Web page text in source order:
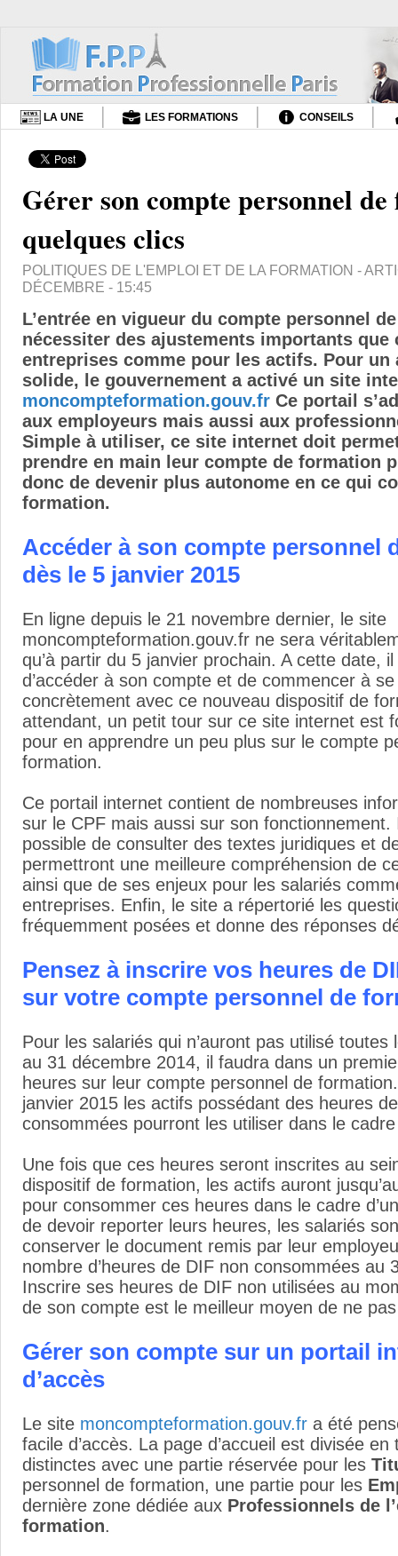
LA UNE LES FORMATIONS CONSEILS
Gérer son compte personnel
quelques clics
POLITIQUES DE L'EMPLOI ET DE LA FORMATION -
DÉCEMBRE - 15:45
L’entrée en vigueur du compte personnel
nécessiter des ajustements importants que
entreprises comme pour les actifs. Pour un
solide, le gouvernement a activé un site
moncompteformation.gouv.fr Ce portail
aux employeurs mais aussi aux
Simple à utiliser, ce site internet doit
prendre en main leur compte de formation
donc de devenir plus autonome en ce qui
formation.
Accéder à son compte personnel
dès le 5 janvier 2015
En ligne depuis le 21 novembre dernier, le site
moncompteformation.gouv.fr ne sera
qu’à partir du 5 janvier prochain. A cette date,
d’accéder à son compte et de commencer à
concrètement avec ce nouveau dispositif de
attendant, un petit tour sur ce site internet est
pour en apprendre un peu plus sur le compte
formation.
Ce portail internet contient de nombreuses
sur le CPF mais aussi sur son fonctionnement.
possible de consulter des textes juridiques et
permettront une meilleure compréhension de
ainsi que de ses enjeux pour les salariés
entreprises. Enfin, le site a répertorié les
fréquemment posées et donne des réponses
Pensez à inscrire vos heures de
sur votre compte personnel de
Pour les salariés qui n’auront pas utilisé toutes
au 31 décembre 2014, il faudra dans un
heures sur leur compte personnel de
janvier 2015 les actifs possédant des heures
consommées pourront les utiliser dans le
Une fois que ces heures seront inscrites au
dispositif de formation, les actifs auront
pour consommer ces heures dans le cadre
de devoir reporter leurs heures, les salariés
conserver le document remis par leur
nombre d’heures de DIF non consommées au
Inscrire ses heures de DIF non utilisées au
de son compte est le meilleur moyen de ne
Gérer son compte sur un portail
d’accès
Le site moncompteformation.gouv.fr a été
facile d’accès. La page d’accueil est divisée
distinctes avec une partie réservée pour les
personnel de formation, une partie pour les
dernière zone dédiée aux Professionnels de
formation.